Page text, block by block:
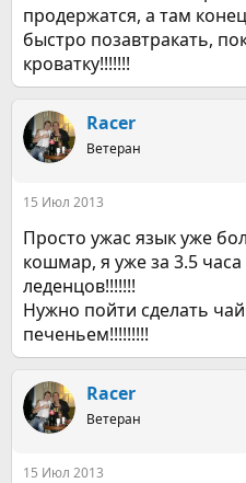
продержатся, а там
быстро позавтракать,
кроватку!!!!!!!
Racer
Ветеран
15 Июл 2013
Просто ужас язык уже
кошмар, я уже за 3.5
леденцов!!!!!!!
Нужно пойти сделать
печеньем!!!!!!!!!
Racer
Ветеран
15 Июл 2013